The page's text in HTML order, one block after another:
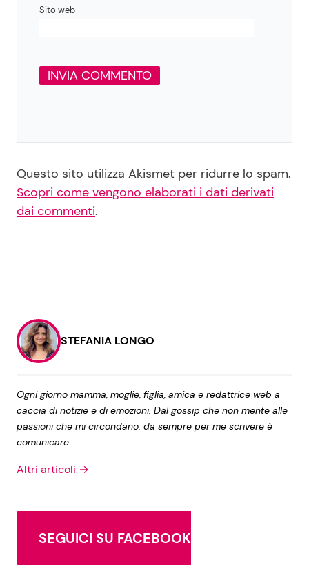
Sito web
Questo sito utilizza Akismet per ridurre lo spam.
Scopri come vengono elaborati i dati derivati
dai commenti.
STEFANIA LONGO
Ogni giorno mamma, moglie, figlia, amica e redattrice web a
caccia di notizie e di emozioni. Dal gossip che non mente alle
passioni che mi circondano: da sempre per me scrivere è
comunicare.
Altri articoli →
SEGUICI SU FACEBOOK